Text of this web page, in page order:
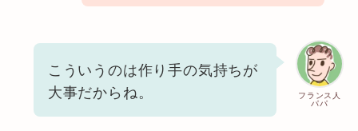
フランス人
パパ
こういうのは作り手の気持ちが
大事だからね。